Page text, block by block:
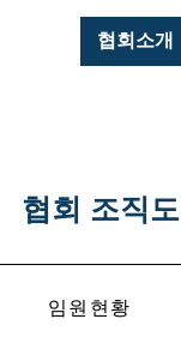
협회소개
협회 조직도
임원현황